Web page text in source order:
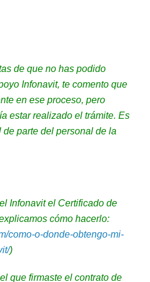
de que no has podido
Infonavit, te comento que
en ese proceso, pero
estar realizado el trámite. Es
parte del personal de la
Infonavit el Certificado de
cómo hacerlo:
como-o-donde-obtengo-mi-
)
que firmaste el contrato de